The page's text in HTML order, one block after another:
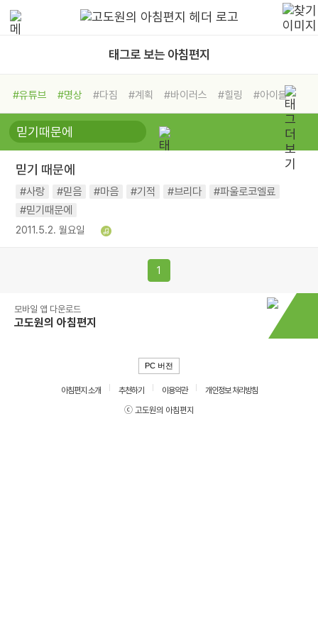
태그로 보는 아침편지
#유튜브 #명상 #다짐 #계획 #바이러스 #힐링
#아이들
#비전캠프
#독서캠프 #삶
#희망
#나눔 #친구 #링컨학교
#독서
#건강
믿기 때문에
#사랑 #믿음 #마음 #기적 #브리다
#파울로코엘료
#믿기때문에
2011.5.2. 월요일
1
모바일 앱 다운로드
고도원의 아침편지
PC 버전
아침편지 소개 추천하기 이용약관
개인정보 처리방침
ⓒ 고도원의 아침편지